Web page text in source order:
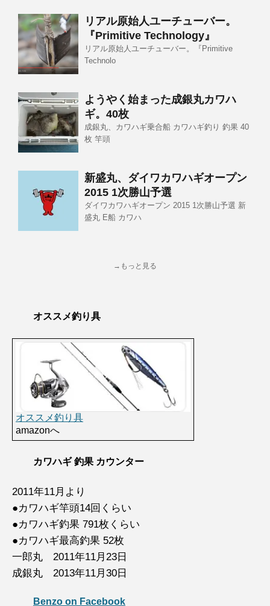
リアル原始人ユーチューバー。
『Primitive Technology』
リアル原始人ユーチューバー。『Primitive
Technolo
ようやく始まった成銀丸カワハ
ギ。40枚
成銀丸、カワハギ乗合船 カワハギ釣り 釣果 40
枚 竿頭
新盛丸、ダイワカワハギオープン
2015 1次勝山予選
ダイワカワハギオープン 2015 1次勝山予選 新
盛丸 E船 カワハ
→もっと見る
オススメ釣り具
オススメ釣り具
amazonへ
カワハギ 釣果 カウンター
2011年11月より
●カワハギ竿頭14回くらい
●カワハギ釣果 791枚くらい
●カワハギ最高釣果 52枚
一郎丸 2011年11月23日
成銀丸 2013年11月30日
Benzo on Facebook